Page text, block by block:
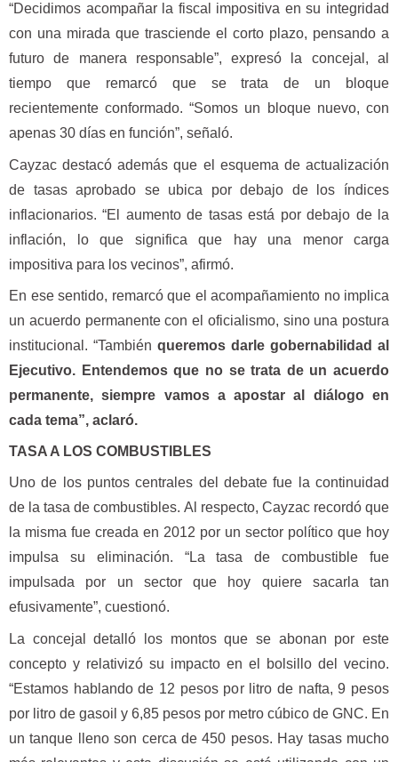
“Decidimos acompañar la fiscal impositiva en su integridad
con una mirada que trasciende el corto plazo, pensando a
futuro de manera responsable”, expresó la concejal, al
tiempo que remarcó que se trata de un bloque
recientemente conformado. “Somos un bloque nuevo, con
apenas 30 días en función”, señaló.
Cayzac destacó además que el esquema de actualización
de tasas aprobado se ubica por debajo de los índices
inflacionarios. “El aumento de tasas está por debajo de la
inflación, lo que significa que hay una menor carga
impositiva para los vecinos”, afirmó.
En ese sentido, remarcó que el acompañamiento no implica
un acuerdo permanente con el oficialismo, sino una postura
institucional. “También queremos darle gobernabilidad al
Ejecutivo. Entendemos que no se trata de un acuerdo
permanente, siempre vamos a apostar al diálogo en
cada tema”, aclaró.
TASA A LOS COMBUSTIBLES
Uno de los puntos centrales del debate fue la continuidad
de la tasa de combustibles. Al respecto, Cayzac recordó que
la misma fue creada en 2012 por un sector político que hoy
impulsa su eliminación. “La tasa de combustible fue
impulsada por un sector que hoy quiere sacarla tan
efusivamente”, cuestionó.
La concejal detalló los montos que se abonan por este
concepto y relativizó su impacto en el bolsillo del vecino.
“Estamos hablando de 12 pesos por litro de nafta, 9 pesos
por litro de gasoil y 6,85 pesos por metro cúbico de GNC. En
un tanque lleno son cerca de 450 pesos. Hay tasas mucho